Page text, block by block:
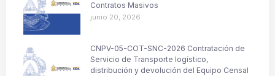
Contratos Masivos
junio 20, 2026
CNPV-05-COT-SNC-2026 Contratación de
Servicio de Transporte logístico,
distribución y devolución del Equipo Censal